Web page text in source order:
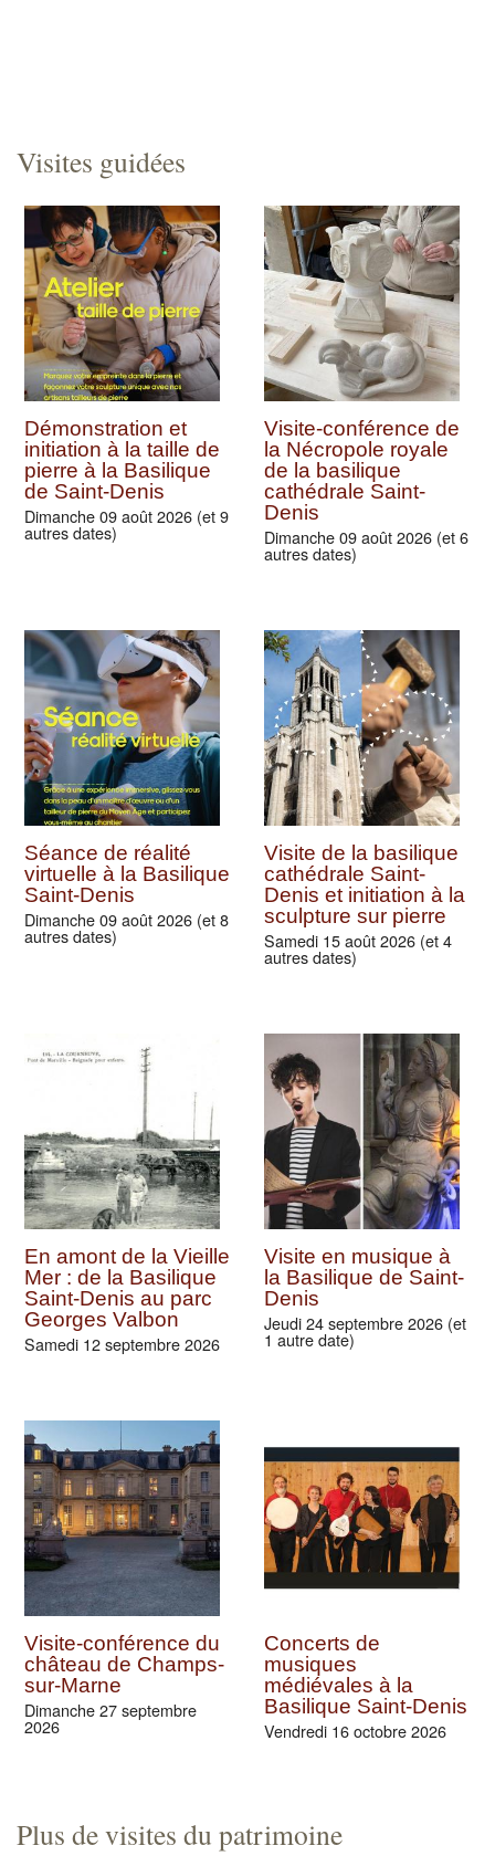
Visites guidées
Démonstration et
initiation à la taille de
pierre à la Basilique
de Saint-Denis
Dimanche 09 août 2026 (et 9
autres dates)
Visite-conférence de
la Nécropole royale
de la basilique
cathédrale Saint-
Denis
Dimanche 09 août 2026 (et 6
autres dates)
Séance de réalité
virtuelle à la Basilique
Saint-Denis
Dimanche 09 août 2026 (et 8
autres dates)
Visite de la basilique
cathédrale Saint-
Denis et initiation à la
sculpture sur pierre
Samedi 15 août 2026 (et 4
autres dates)
En amont de la Vieille
Mer : de la Basilique
Saint-Denis au parc
Georges Valbon
Samedi 12 septembre 2026
Visite en musique à
la Basilique de Saint-
Denis
Jeudi 24 septembre 2026 (et
1 autre date)
Visite-conférence du
château de Champs-
sur-Marne
Dimanche 27 septembre
2026
Concerts de
musiques
médiévales à la
Basilique Saint-Denis
Vendredi 16 octobre 2026
Plus de visites du patrimoine